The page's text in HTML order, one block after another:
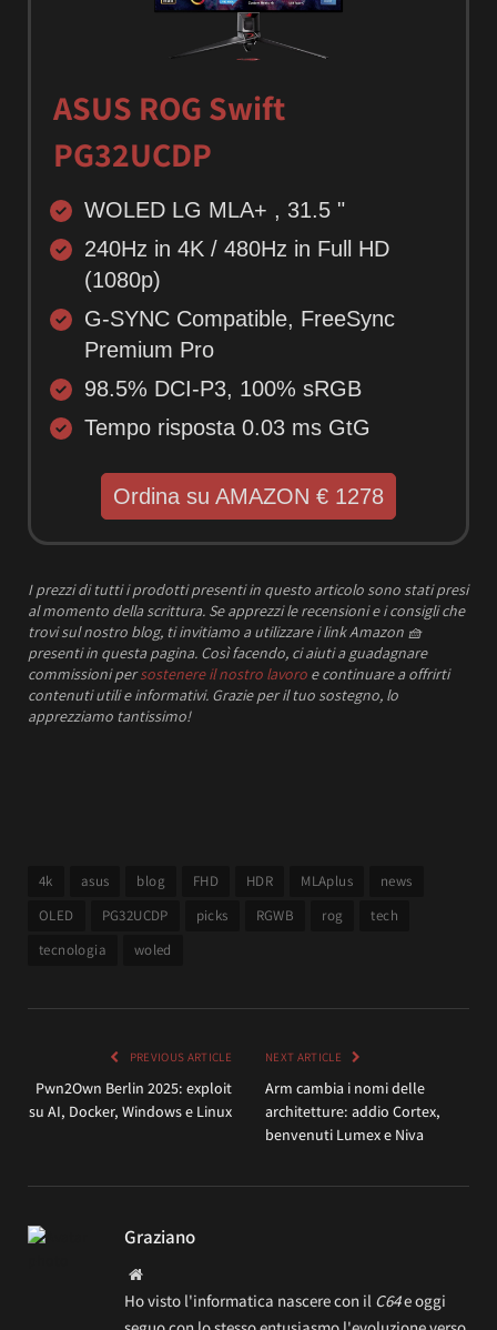
ASUS ROG Swift
PG32UCDP
WOLED LG MLA+ , 31.5 "
240Hz in 4K / 480Hz in Full HD
(1080p)
G-SYNC Compatible, FreeSync
Premium Pro
98.5% DCI-P3, 100% sRGB
Tempo risposta 0.03 ms GtG
Ordina su AMAZON € 1278
I prezzidi tutti i prodotti presenti in questo articolo sono stati presi
al momento della scrittura. Se apprezzi le recensioni e i consigli che
trovi sul nostro blog, ti invitiamo a utilizzare i link Amazon 🧺
presenti in questa pagina. Così facendo, ci aiuti a guadagnare
commissioni persostenere il nostro lavoro e continuare a offrirti
contenuti utili e informativi. Grazie per il tuo sostegno, lo
apprezziamo tantissimo!
4k asus blog FHD HDR MLAplus
news
OLED
PG32UCDP picks RGWB rog
tech
tecnologia
woled
PREVIOUS ARTICLE
Pwn2Own Berlin 2025: exploit
su AI, Docker, Windows e Linux
NEXT ARTICLE
Arm cambia i nomi delle
architetture: addio Cortex,
benvenuti Lumex e Niva
Graziano
Website
Ho visto l'informatica nascere con il C64e oggi